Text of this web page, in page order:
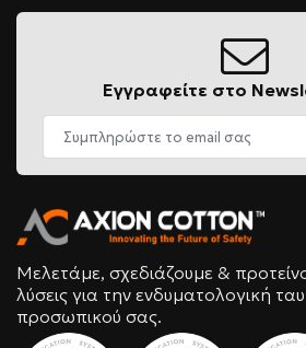
Εγγραφείτε στο
Μελετάμε, σχεδιάζουμε &
λύσεις για την ενδυματολογική
προσωπικού σας.